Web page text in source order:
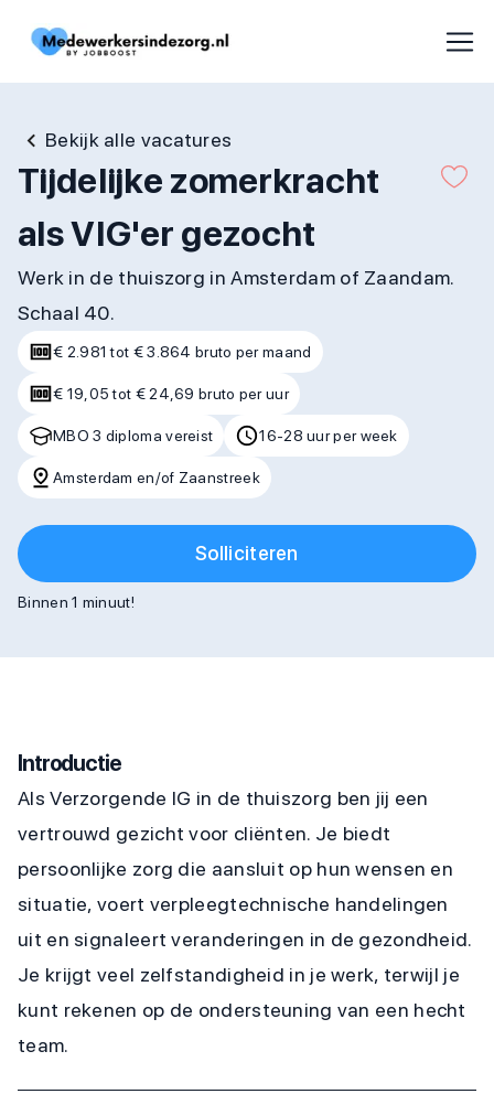
Bekijk alle vacatures
Tijdelijke zomerkracht
als VIG'er gezocht
Werk in de thuiszorg in Amsterdam of Zaandam.
Schaal 40.
€ 2.981 tot € 3.864 bruto per maand
€ 19,05 tot € 24,69 bruto per uur
MBO 3 diploma vereist 16-28 uur per week
Amsterdam en/of Zaanstreek
Solliciteren
Binnen 1 minuut!
Introductie
Als Verzorgende IG in de thuiszorg ben jij een
vertrouwd gezicht voor cliënten. Je biedt
persoonlijke zorg die aansluit op hun wensen en
situatie, voert verpleegtechnische handelingen
uit en signaleert veranderingen in de gezondheid.
Je krijgt veel zelfstandigheid in je werk, terwijl je
kunt rekenen op de ondersteuning van een hecht
team.